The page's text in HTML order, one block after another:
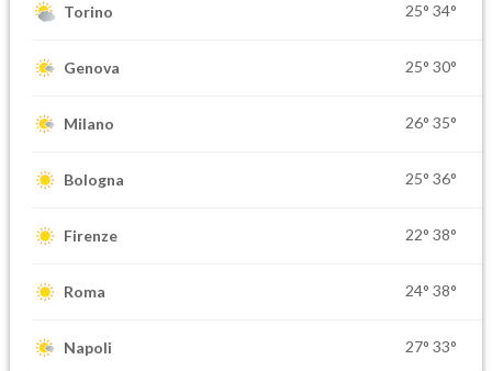
Torino 25° 34°
Genova 25° 30°
Milano 26° 35°
Bologna 25° 36°
Firenze 22° 38°
Roma 24° 38°
Napoli 27° 33°